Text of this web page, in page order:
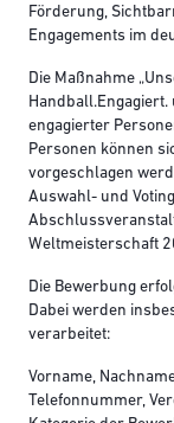
Förderung,
Engagements im
Die Maßnahme
engagierter
Personen können
vorgeschlagen
Auswahl- und
Weltmeisterschaft
Die Bewerbung
Dabei werden
verarbeitet:
Vorname,
Telefonnummer,